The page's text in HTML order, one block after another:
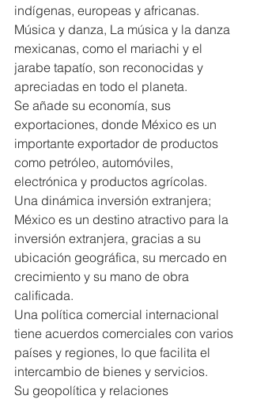
indígenas, europeas y africanas.
Música y danza, La música y la danza
mexicanas, como el mariachi y el
jarabe tapatío, son reconocidas y
apreciadas en todo el planeta.
Se añade su economía, sus
exportaciones, donde México es un
importante exportador de productos
como petróleo, automóviles,
electrónica y productos agrícolas.
Una dinámica inversión extranjera;
México es un destino atractivo para la
inversión extranjera, gracias a su
ubicación geográfica, su mercado en
crecimiento y su mano de obra
calificada.
Una política comercial internacional
tiene acuerdos comerciales con varios
países y regiones, lo que facilita el
intercambio de bienes y servicios.
Su geopolítica y relaciones